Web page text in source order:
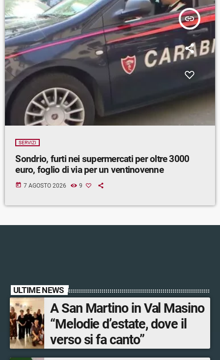
insert_link
SERVIZI
Sondrio, furti nei supermercati per oltre 3000
euro, foglio di via per un ventinovenne
today 7 AGOSTO 2026 9
ULTIME NEWS
A San Martino in Val Masino
“Melodie d’estate, dove il
verso si fa canto”